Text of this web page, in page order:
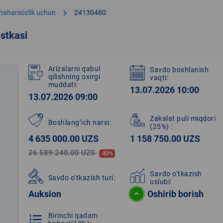
uchun chevron_right 24130480
Arizalarni qabul
qilishning oxirgi
muddati:
13.07.2026 09:00
Savdo boshlanish
vaqti:
13.07.2026 10:00
Boshlang‘ich narxi:
4 635 000.00 UZS
26 589 240.00 UZS -83%
Zakalat puli miqdori
(25%) :
1 158 750.00 UZS
Savdo o‘tkazish turi:
Auksion
Savdo o‘tkazish
uslubi:
Oshirib borish
format_list_numbered
Birinchi qadam